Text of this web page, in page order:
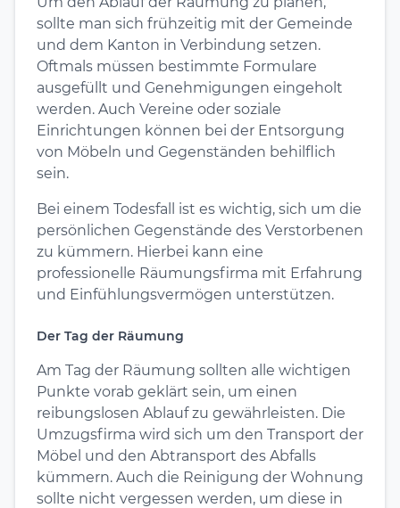
sollte man sich frühzeitig mit der Gemeinde
und dem Kanton in Verbindung setzen.
Oftmals müssen bestimmte Formulare
ausgefüllt und Genehmigungen eingeholt
werden. Auch Vereine oder soziale
Einrichtungen können bei der Entsorgung
von Möbeln und Gegenständen behilflich
sein.
Bei einem Todesfall ist es wichtig, sich um die
persönlichen Gegenstände des Verstorbenen
zu kümmern. Hierbei kann eine
professionelle Räumungsfirma mit Erfahrung
und Einfühlungsvermögen unterstützen.
Der Tag der Räumung
Am Tag der Räumung sollten alle wichtigen
Punkte vorab geklärt sein, um einen
reibungslosen Ablauf zu gewährleisten. Die
Umzugsfirma wird sich um den Transport der
Möbel und den Abtransport des Abfalls
kümmern. Auch die Reinigung der Wohnung
sollte nicht vergessen werden, um diese in